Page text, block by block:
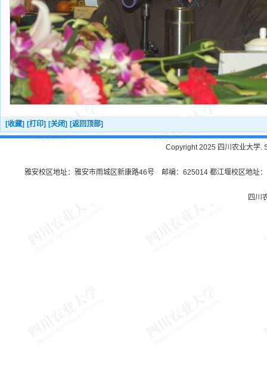
[收藏] [打印] [关闭] [返回顶部]
Copyright 2025 四川农业大学.
雅安校区地址：雅安市雨城区新康路46号 邮编：625014 都江堰校区地址
四川